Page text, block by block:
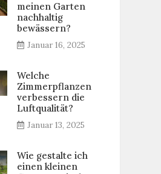
meinen Garten
nachhaltig
bewässern?
Januar 16, 2025
Welche
Zimmerpflanzen
verbessern die
Luftqualität?
Januar 13, 2025
Wie gestalte ich
einen kleinen